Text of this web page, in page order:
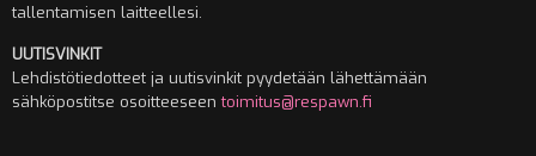
tallentamisen laitteellesi.
UUTISVINKIT
Lehdistötiedotteet ja uutisvinkit pyydetään lähettämään
sähköpostitse osoitteeseentoimitus@respawn.fi